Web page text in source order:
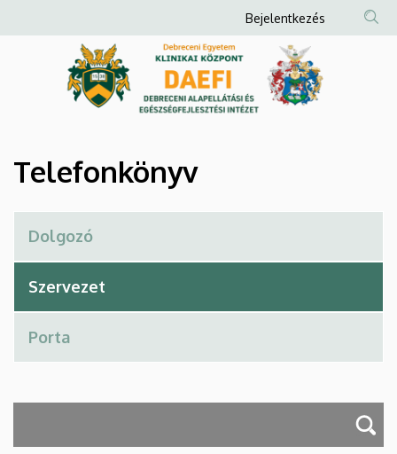
Debreceni
és
Egészségfejlesztési
Intézet
a
Anonim
Felhasználói
fiók
menüje
Bejelentkezés
Telefonkönyv